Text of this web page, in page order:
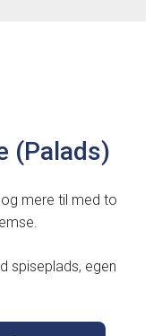
(Palads)
mere til med to
spiseplads, egen